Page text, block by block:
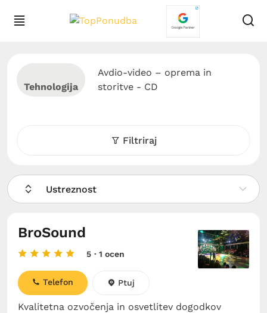
Tehnologija
Avdio-video – oprema in
storitve - CD
Filtriraj
Ustreznost
BroSound
5 · 1 ocen
Kvalitetna ozvočenja in osvetlitev dogodkov
Telefon Ptuj